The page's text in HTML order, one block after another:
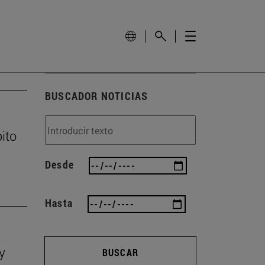
BUSCADOR NOTICIAS
Desde
Hasta
BUSCAR